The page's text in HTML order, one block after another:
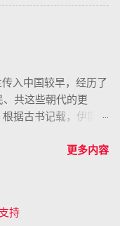
入中国较早，经历了
共这些朝代的更
据古书记载，伊斯兰
间肯定有更多的来华
民间说他是穆圣的母
更多内容
持